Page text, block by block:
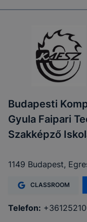
Budapesti
Gyula Faipari
Szakképző
1149 Budapest,
CLASSROOM
Telefon: